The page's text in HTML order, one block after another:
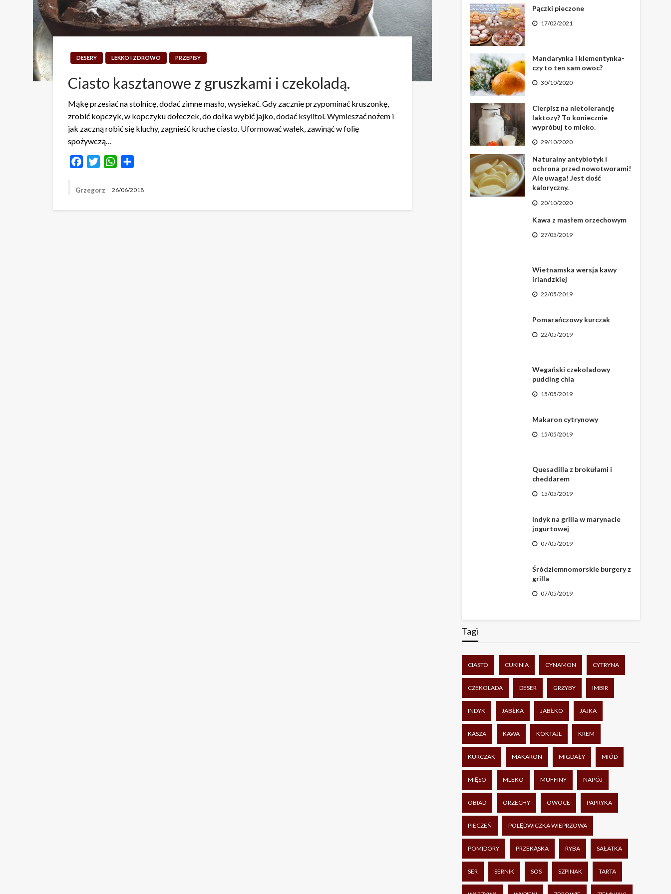
DESERY LEKKO I ZDROWO PRZEPISY
Ciasto kasztanowe z gruszkami i czekoladą.
Mąkę przesiać na stolnicę, dodać zimne masło, wysiekać. Gdy zacznie przypominać kruszonkę,
zrobić kopczyk, w kopczyku dołeczek, do dołka wybić jajko, dodać ksylitol. Wymieszać nożem i
jak zaczną robić się kluchy, zagnieść kruche ciasto. Uformować wałek, zawinąć w folię
spożywczą…
FacebookTwitterWhatsApp
Grzegorz 26/06/2018
Pączki pieczone
17/02/2021
Mandarynka i klementynka-
czy to ten sam owoc?
30/10/2020
Cierpisz na nietolerancję
laktozy? To koniecznie
wypróbuj to mleko.
29/10/2020
Naturalny antybiotyk i
ochrona przed nowotworami!
Ale uwaga! Jest dość
kaloryczny.
20/10/2020
Kawa z masłem orzechowym
27/05/2019
Wietnamska wersja kawy
irlandzkiej
22/05/2019
Pomarańczowy kurczak
22/05/2019
Wegański czekoladowy
pudding chia
15/05/2019
Makaron cytrynowy
15/05/2019
Quesadilla z brokułami i
cheddarem
15/05/2019
Indyk na grilla w marynacie
jogurtowej
07/05/2019
Śródziemnomorskie burgery z
grilla
07/05/2019
Tagi
CIASTO CUKINIA CYNAMON CYTRYNA
CZEKOLADA DESER GRZYBY IMBIR
INDYK JABŁKA JABŁKO JAJKA
KASZA KAWA KOKTAJL KREM
KURCZAK MAKARON MIGDAŁY MIÓD
MIĘSO MLEKO MUFFINY NAPÓJ
OBIAD ORZECHY OWOCE PAPRYKA
PIECZEŃ POLĘDWICZKA WIEPRZOWA
POMIDORY PRZEKĄSKA RYBA SAŁATKA
SER SERNIK SOS SZPINAK TARTA